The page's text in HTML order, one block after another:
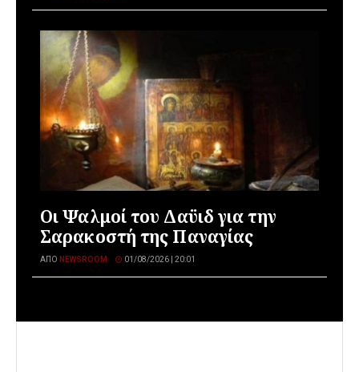
Οι Ψαλμοί του Δαϋιδ για την
Σαρακοστή της Παναγίας
ΑΠΌ NEWSROOM 01/08/2026 | 20:01